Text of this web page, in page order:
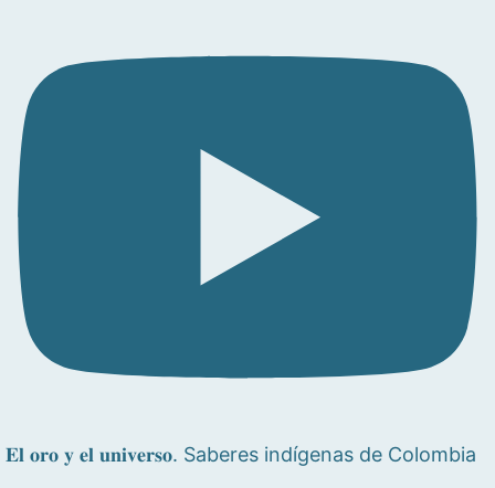
𝐄𝐥 𝐨𝐫𝐨 𝐲 𝐞𝐥 𝐮𝐧𝐢𝐯𝐞𝐫𝐬𝐨. Saberes indígenas de Colombia